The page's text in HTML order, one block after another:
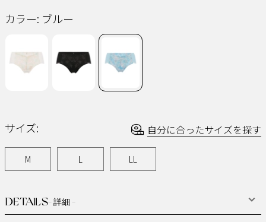
DETAILS- 詳細 -
カラー: ブルー
サイズ: 自分に合ったサイズを探す
M L LL